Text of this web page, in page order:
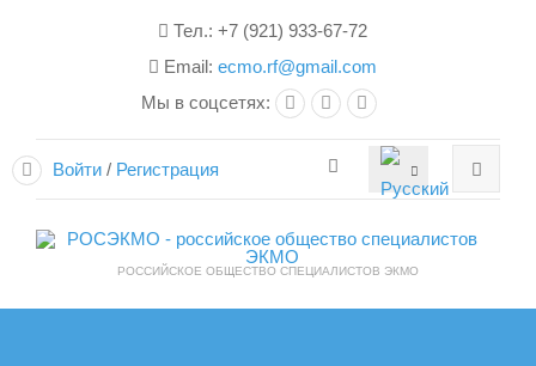
Тел.: +7 (921) 933-67-72
Email: ecmo.rf@gmail.com
Мы в соцсетях:
Войти / Регистрация
РОССИЙСКОЕ ОБЩЕСТВО СПЕЦИАЛИСТОВ ЭКМО